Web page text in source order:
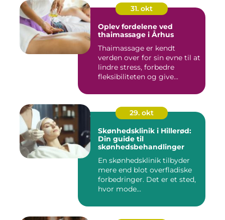
31. okt
Oplev fordelene ved
thaimassage i Århus
Thaimassage er kendt
verden over for sin evne til at
lindre stress, forbedre
fleksibiliteten og give...
29. okt
Skønhedsklinik i Hillerød:
Din guide til
skønhedsbehandlinger
En skønhedsklinik tilbyder
mere end blot overfladiske
forbedringer. Det er et sted,
hvor mode...